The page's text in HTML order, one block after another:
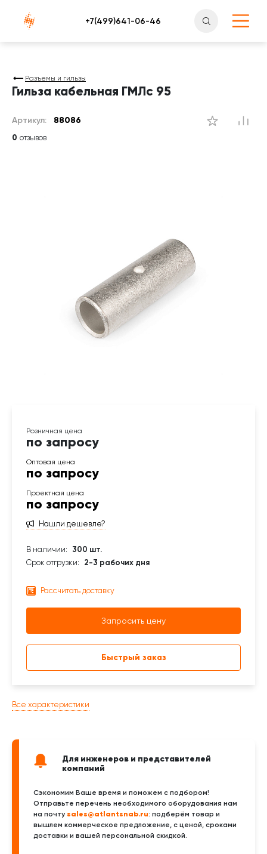
Атлантснаб
Разъемы и гильзы
Гильза кабельная ГМЛс 95
Артикул: 88086
Все характеристики
Для инженеров и представителей
компаний
Сэкономим Ваше время и поможем с подбором!
Отправьте перечень необходимого оборудования нам
на почту sales@atlantsnab.ru: подберём товар и
вышлем коммерческое предложение, с ценой, сроками
доставки и вашей персональной скидкой.
по запросу
по запросу
по запросу
Нашли дешевле?
В наличии:
300 шт.
Срок отгрузки:
2-3 рабочих дня
Рассчитать доставку
Запросить цену
Быстрый заказ